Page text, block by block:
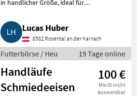
in handlicher Größe, ideal für
Reitställe und private
Pferdehalter. Trocken und
sauber gelagert, hochwertige
Fut
Lucas Huber
8582 Rosental an der Kainach
Futterbörse / Heu 19 Tage online
Handläufe
Schmiedeeisen
100 €
MwSt nicht
ausweisbar